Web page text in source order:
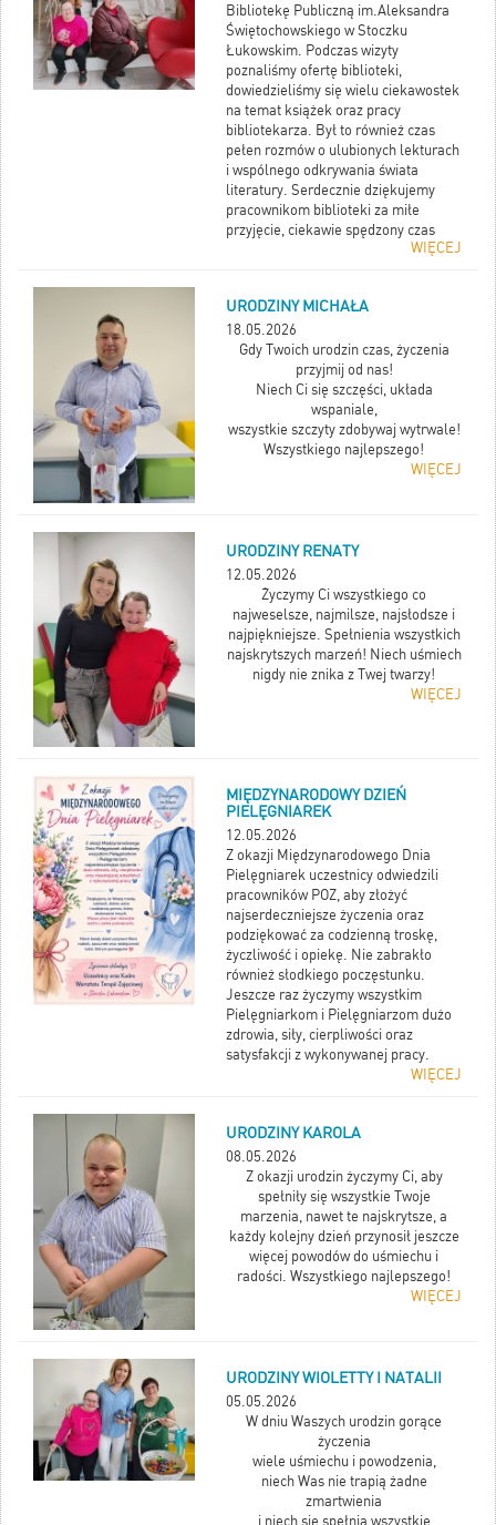
Bibliotekę Publiczną im.Aleksandra
Świętochowskiego w Stoczku
Łukowskim. Podczas wizyty
poznaliśmy ofertę biblioteki,
dowiedzieliśmy się wielu ciekawostek
na temat książek oraz pracy
bibliotekarza. Był to również czas
pełen rozmów o ulubionych lekturach
i wspólnego odkrywania świata
literatury. Serdecznie dziękujemy
pracownikom biblioteki za miłe
przyjęcie, ciekawie spędzony czas
WIĘCEJ
URODZINY MICHAŁA
18.05.2026
Gdy Twoich urodzin czas, życzenia
przyjmij od nas!
Niech Ci się szczęści, układa
wspaniale,
wszystkie szczyty zdobywaj wytrwale!
Wszystkiego najlepszego!
WIĘCEJ
URODZINY RENATY
12.05.2026
Życzymy Ci wszystkiego co
najweselsze, najmilsze, najsłodsze i
najpiękniejsze. Spełnienia wszystkich
najskrytszych marzeń! Niech uśmiech
nigdy nie znika z Twej twarzy!
WIĘCEJ
MIĘDZYNARODOWY DZIEŃ
PIELĘGNIAREK
12.05.2026
Z okazji Międzynarodowego Dnia
Pielęgniarek uczestnicy odwiedzili
pracowników POZ, aby złożyć
najserdeczniejsze życzenia oraz
podziękować za codzienną troskę,
życzliwość i opiekę. Nie zabrakło
również słodkiego poczęstunku.
Jeszcze raz życzymy wszystkim
Pielęgniarkom i Pielęgniarzom dużo
zdrowia, siły, cierpliwości oraz
satysfakcji z wykonywanej pracy.
WIĘCEJ
URODZINY KAROLA
08.05.2026
Z okazji urodzin życzymy Ci, aby
spełniły się wszystkie Twoje
marzenia, nawet te najskrytsze, a
każdy kolejny dzień przynosił jeszcze
więcej powodów do uśmiechu i
radości. Wszystkiego najlepszego!
WIĘCEJ
URODZINY WIOLETTY I NATALII
05.05.2026
W dniu Waszych urodzin gorące
życzenia
wiele uśmiechu i powodzenia,
niech Was nie trapią żadne
zmartwienia
i niech się spełnią wszystkie